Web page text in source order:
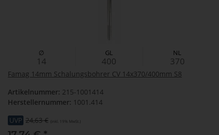
∅
14
GL
400
NL
370
Famag 14mm Schalungsbohrer CV 14x370/400mm S8
Artikelnummer: 215-1001414
Herstellernummer: 1001.414
UVP 24,63 € (inkl. 19% MwSt.)